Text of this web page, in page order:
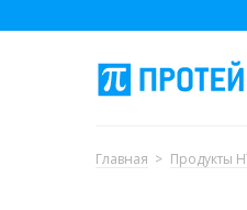
Главная Продукты